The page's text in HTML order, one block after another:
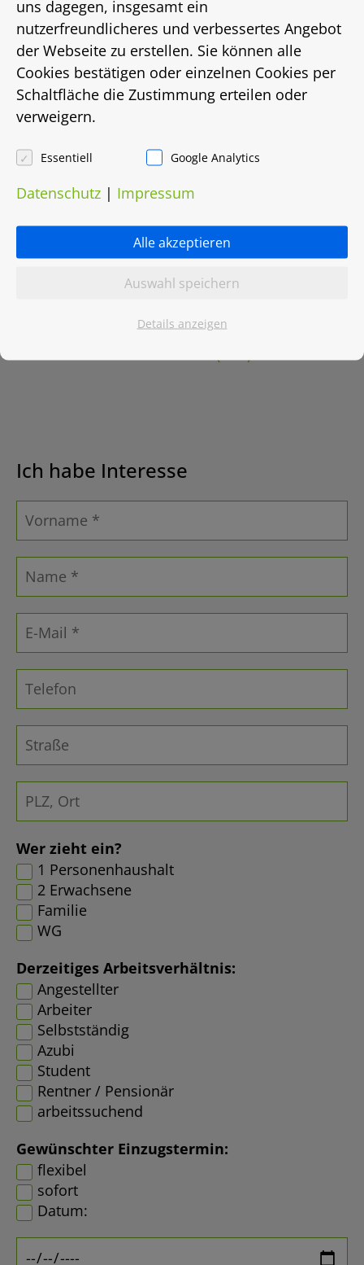
Energieausweis
keiner
Energieträger
Fernwärme
Heizungsart
Fernwärme
Ich habe Interesse
Wer zieht ein?
1 Personenhaushalt
2 Erwachsene
Familie
WG
Derzeitiges Arbeitsverhältnis:
Angestellter
Arbeiter
Selbstständig
Azubi
Student
Rentner / Pensionär
arbeitssuchend
Gewünschter Einzugstermin:
flexibel
sofort
Datum:
uns dagegen, insgesamt ein
nutzerfreundlicheres und verbessertes Angebot
der Webseite zu erstellen. Sie können alle
Cookies bestätigen oder einzelnen Cookies per
Schaltfläche die Zustimmung erteilen oder
verweigern.
Essentiell Google Analytics
Datenschutz | Impressum
Alle akzeptieren
Auswahl speichern
Details anzeigen